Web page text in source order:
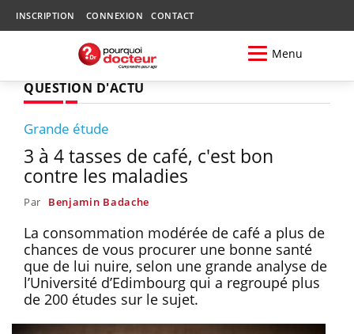
INSCRIPTION CONNEXION CONTACT
Menu
QUESTION D'ACTU
Grande étude
3 à 4 tasses de café, c'est bon
contre les maladies
Par Benjamin Badache
La consommation modérée de café a plus de
chances de vous procurer une bonne santé
que de lui nuire, selon une grande analyse de
l’Université d’Edimbourg qui a regroupé plus
de 200 études sur le sujet.